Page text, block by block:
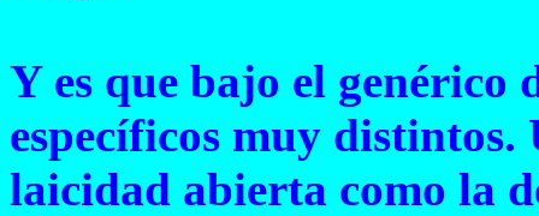
Y es que bajo el genérico
específicos muy distintos.
laicidad abierta como la